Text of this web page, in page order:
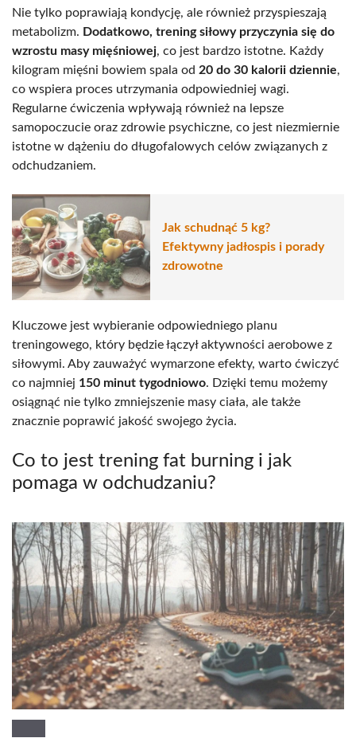
Nie tylko poprawiają kondycję, ale również przyspieszają
metabolizm. Dodatkowo, trening siłowy przyczynia się do
wzrostu masy mięśniowej, co jest bardzo istotne. Każdy
kilogram mięśni bowiem spala od 20 do 30 kalorii dziennie,
co wspiera proces utrzymania odpowiedniej wagi.
Regularne ćwiczenia wpływają również na lepsze
samopoczucie oraz zdrowie psychiczne, co jest niezmiernie
istotne w dążeniu do długofalowych celów związanych z
odchudzaniem.
Jak schudnąć 5 kg?
Efektywny jadłospis i porady
zdrowotne
Kluczowe jest wybieranie odpowiedniego planu
treningowego, który będzie łączył aktywności aerobowe z
siłowymi. Aby zauważyć wymarzone efekty, warto ćwiczyć
co najmniej 150 minut tygodniowo. Dzięki temu możemy
osiągnąć nie tylko zmniejszenie masy ciała, ale także
znacznie poprawić jakość swojego życia.
Co to jest trening fat burning i jak
pomaga w odchudzaniu?